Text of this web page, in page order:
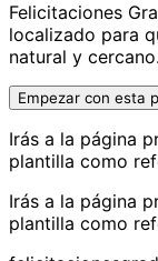
Felicitaciones
localizado para
natural y cercano.
Empezar con esta
Irás a la página
plantilla como
Irás a la página
plantilla como